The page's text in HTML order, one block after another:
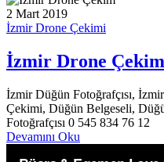
2 Mart 2019
İzmir Drone Çekimi
İzmir Drone Çekim
İzmir Düğün Fotoğrafçısı,
Çekimi, Düğün Belgeseli,
Fotoğrafçısı 0 545 834 76 12
Devamını Oku